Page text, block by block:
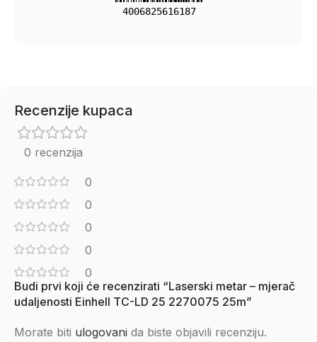
4006825616187
Recenzije kupaca
0 recenzija
0
0
0
0
0
Budi prvi koji će recenzirati “Laserski metar – mjerač
udaljenosti Einhell TC-LD 25 2270075 25m”
Morate biti ulogovani da biste objavili recenziju.